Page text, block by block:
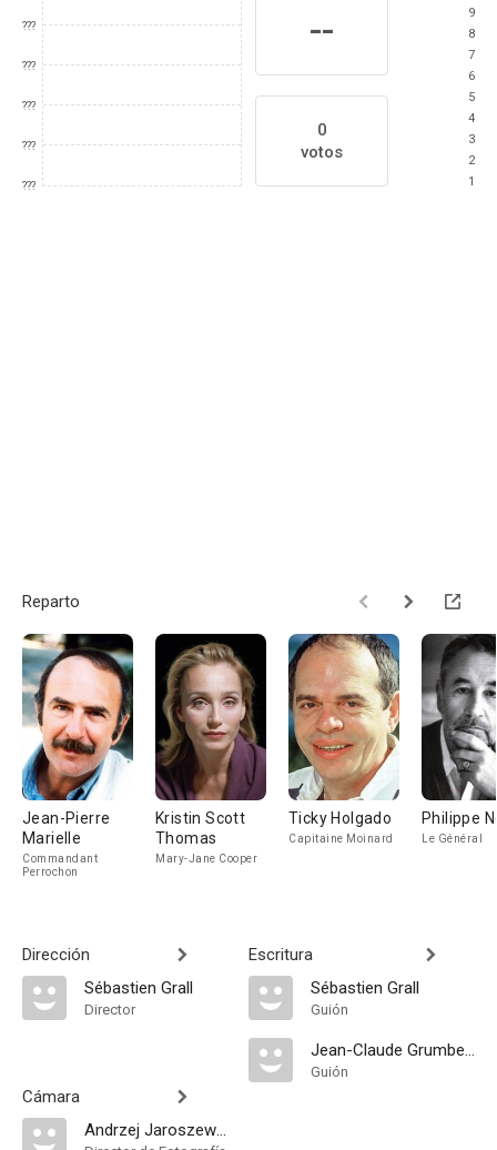
???
???
???
???
???
--
0
votos
9
8
7
6
5
4
3
2
1
Reparto
Jean-Pierre
Marielle
Commandant
Perrochon
Kristin Scott
Thomas
Mary-Jane Cooper
Ticky Holgado
Capitaine Moinard
Philippe
Le Général
Dirección
Sébastien Grall
Director
Cámara
Andrzej Jaroszewicz
Escritura
Sébastien Grall
Guión
Jean-Claude Grumberg
Guión